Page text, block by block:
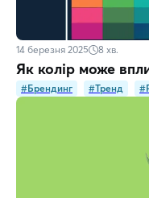
14 березня 2025 8 хв.
Як колір може
#Брендинг #Тренд